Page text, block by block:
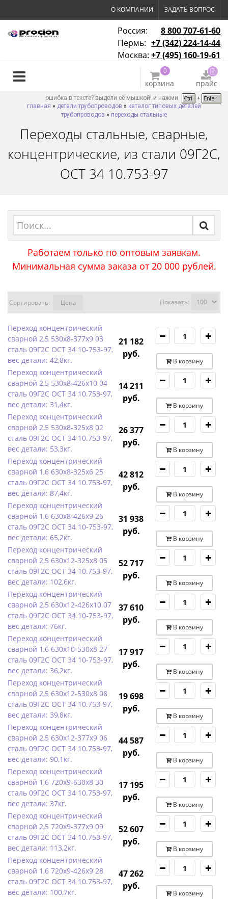
О КОМПАНИИ ЗАДАТЬ ВОПРОС
Россия:
8 800 707-61-60
Пермь: +7 (342) 224-14-44
Москва: +7 (495) 160-19-61
0
корзина прайс
ошибка в тексте? выдели её мышкой! и нажми
главная » детали трубопроводов » каталог типовых деталей
трубопроводов » переходы стальные
Переходы стальные, сварные,
концентрические, из стали 09Г2С,
ОСТ 34 10.753-97
Работаем только по оптовым заявкам.
Минимальная сумма заказа от 20 000 рублей.
Сортировать: Цена Показать:
Переход концентрический
сварной 2,5 530х8-377х9 03
сталь 09Г2С ОСТ 34 10-753-97,
вес детали: 42,8кг.
21 182
руб.
В корзину
Переход концентрический
сварной 2,5 530х8-426х10 04
сталь 09Г2С ОСТ 34 10.753-97,
вес детали: 31,4кг.
14 211
руб.
В корзину
Переход концентрический
сварной 2,5 530х8-325х8 02
сталь 09Г2С ОСТ 34 10.753-97,
вес детали: 53,3кг.
26 377
руб.
В корзину
Переход концентрический
сварной 1,6 630х8-325х6 25
сталь 09Г2С ОСТ 34 10.753-97,
вес детали: 87,4кг.
42 812
руб.
В корзину
Переход концентрический
сварной 1,6 630х8-426х9 26
сталь 09Г2С ОСТ 34 10-753-97,
вес детали: 65,2кг.
31 938
руб.
В корзину
Переход концентрический
сварной 2,5 630х12-325х8 05
сталь 09Г2С ОСТ 34 10.753-97,
вес детали: 102,6кг.
52 717
руб.
В корзину
Переход концентрический
сварной 2,5 630х12-426х10 07
сталь 09Г2С ОСТ 34.10-753-97,
вес детали: 76кг.
37 610
руб.
В корзину
Переход концентрический
сварной 1,6 630х10-530х8 27
сталь 09Г2С ОСТ 34 10-753-97,
вес детали: 36,2кг.
17 917
руб.
В корзину
Переход концентрический
сварной 2,5 630х12-530х8 08
сталь 09Г2С ОСТ 34 10.753-97,
вес детали: 39,8кг.
19 698
руб.
В корзину
Переход концентрический
сварной 2,5 630х12-377х9 06
сталь 09Г2С ОСТ 34 10.753-97,
вес детали: 90,1кг.
44 587
руб.
В корзину
Переход концентрический
сварной 1,6 720х9-630х8 30
сталь 09Г2С ОСТ 34 10.753-97,
вес детали: 37кг.
17 195
руб.
В корзину
Переход концентрический
сварной 2,5 720х9-377х9 09
сталь 09Г2С ОСТ 34 10.753-97,
вес детали: 113,2кг.
52 607
руб.
В корзину
Переход концентрический
сварной 1,6 720х9-426х9 28
сталь 09Г2С ОСТ 34 10.753-97,
вес детали: 100,7кг.
47 262
руб.
В корзину